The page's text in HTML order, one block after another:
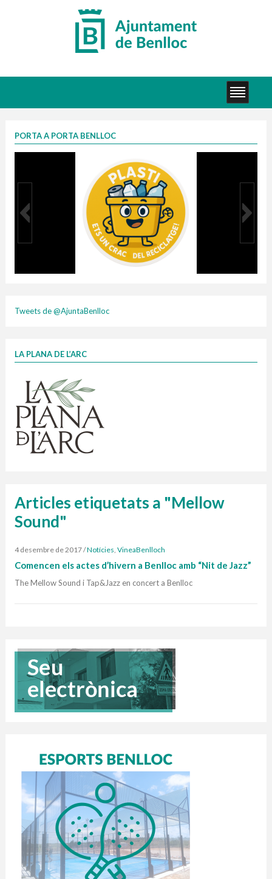
PORTA A PORTA BENLLOC
1 contenidors intel·ligents
Finançat per la Unió Europea – NextGenerationEU
Tweets de @AjuntaBenlloc
LA PLANA DE L’ARC
Articles etiquetats a "Mellow
Sound"
4 desembre de 2017/Notícies, VineaBenlloch
Comencen els actes d’hivern a Benlloc amb “Nit de Jazz”
The Mellow Sound i Tap&Jazz en concert a Benlloc